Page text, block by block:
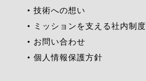
技術への想い
ミッションを支える社内制度
お問い合わせ
個人情報保護方針